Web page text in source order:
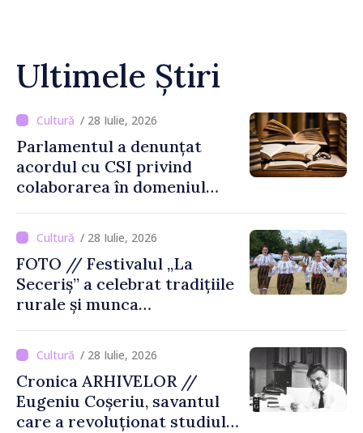
Ultimele Știri
/ 28 Iulie, 2026
Parlamentul a denunțat
acordul cu CSI privind
colaborarea în domeniul
/ 28 Iulie, 2026
FOTO // Festivalul „La
Seceriș” a celebrat tradițiile
rurale și munca
/ 28 Iulie, 2026
Cronica ARHIVELOR //
Eugeniu Coșeriu, savantul
care a revoluționat studiul